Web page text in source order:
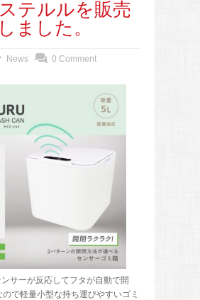
テルルを販売
ました。
News 0 Comment
サーが反応してフタが自動で開
で軽量小型な持ち運びやすいゴミ